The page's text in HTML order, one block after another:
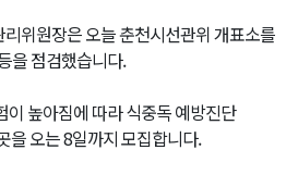
위원장은 오늘 춘천시선관위 개표소를
을 점검했습니다.
이 높아짐에 따라 식중독 예방진단
을 오는 8일까지 모집합니다.